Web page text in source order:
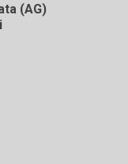
(AG)